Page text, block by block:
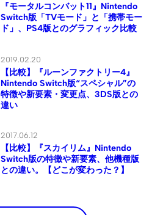
『モータルコンバット11』Nintendo
Switch版「TVモード」と「携帯モー
ド」、PS4版とのグラフィック比較
2019.02.20
【比較】『ルーンファクトリー4』
Nintendo Switch版“スペシャル”の
特徴や新要素・変更点、3DS版との
違い
2017.06.12
【比較】『スカイリム』Nintendo
Switch版の特徴や新要素、他機種版
との違い。【どこが変わった？】